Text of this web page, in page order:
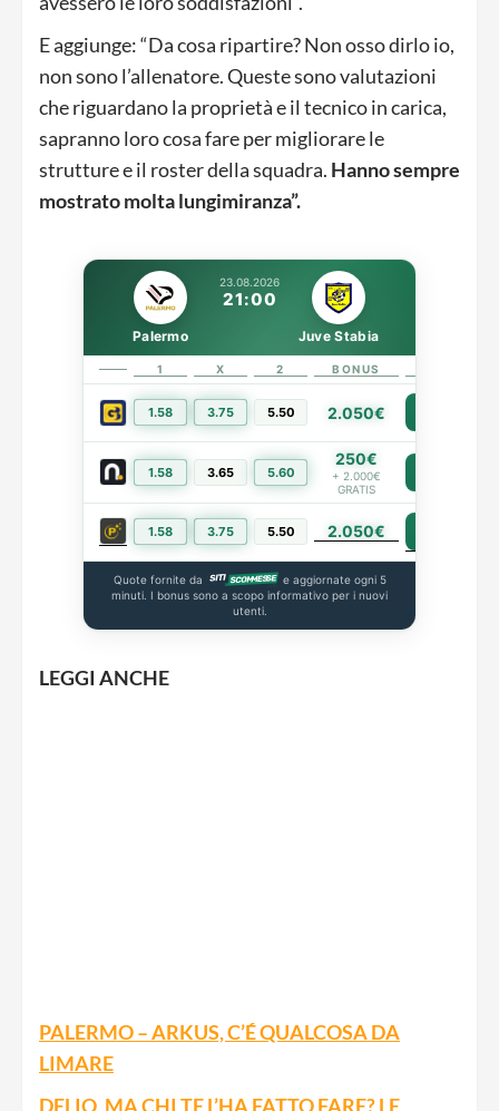
E aggiunge: “Da cosa ripartire? Non osso dirlo io,
non sono l’allenatore. Queste sono valutazioni
che riguardano la proprietà e il tecnico in carica,
sapranno loro cosa fare per migliorare le
strutture e il roster della squadra. Hanno sempre
mostrato molta lungimiranza”.
23.08.2026
21:00
Palermo Juve Stabia
1 X 2 BONUS
1.58 3.75 5.50 2.050€
1.58 3.65 5.60
250€
+ 2.000€
GRATIS
1.58 3.75 5.50 2.050€
Quote fornite da
e aggiornate ogni 5
minuti. I bonus sono a scopo informativo per i nuovi
utenti.
LEGGI ANCHE
PALERMO – ARKUS, C’É QUALCOSA DA
LIMARE
DELIO, MA CHI TE L’HA FATTO FARE? LE